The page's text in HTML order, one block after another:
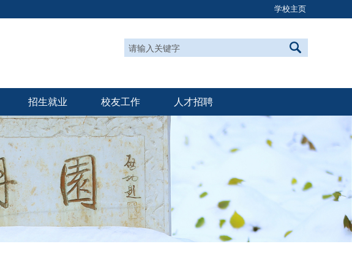
学校主页
招生就业 校友工作 人才招聘